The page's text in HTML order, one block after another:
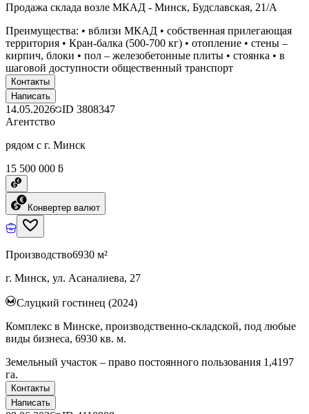
Продажа склада возле МКАД - Минск, Будславская, 21/А
Преимущества: • вблизи МКАД • собственная прилегающая
территория • Кран-балка (500-700 кг) • отопление • стены –
кирпич, блоки • пол – железобетонные плиты • стоянка • в
шаговой доступности общественный транспорт
Контакты
Написать
14.05.2026 ID 3808347
Агентство
рядом с г. Минск
15 500 000 ƃ
Конвертер валют
Производство6930 м²
г. Минск, ул. Асаналиева, 27
Слуцкий гостинец (2024)
Комплекс в Минске, производственно-складской, под любые
виды бизнеса, 6930 кв. м.
Земельный участок – право постоянного пользования 1,4197
га.
Контакты
Написать